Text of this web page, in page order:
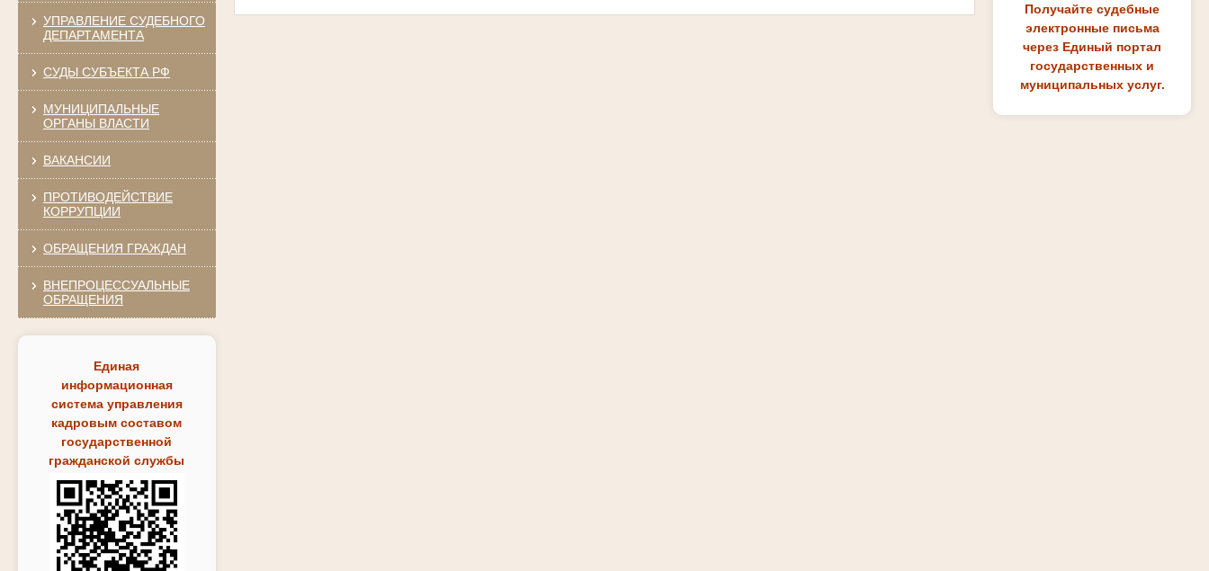
УПРАВЛЕНИЕ СУДЕБНОГО
ДЕПАРТАМЕНТА
СУДЫ СУБЪЕКТА РФ
МУНИЦИПАЛЬНЫЕ
ОРГАНЫ ВЛАСТИ
ВАКАНСИИ
ПРОТИВОДЕЙСТВИЕ
КОРРУПЦИИ
ОБРАЩЕНИЯ ГРАЖДАН
ВНЕПРОЦЕССУАЛЬНЫЕ
ОБРАЩЕНИЯ
Единая
информационная
система управления
кадровым составом
государственной
гражданской службы
Получайте судебные
электронные письма
через Единый портал
государственных и
муниципальных услуг.